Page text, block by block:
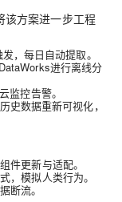
该方案进一步工程
，每日自动提取。
进行离线分
监控告警。
史数据重新可视化，
件更新与适配。
，模拟人类行为。
断流。